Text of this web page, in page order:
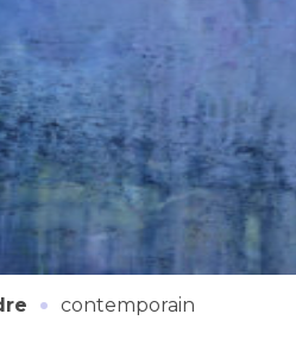
* Champ obligatoire
J'accepte les
* Champ obligatoire
· contemporain